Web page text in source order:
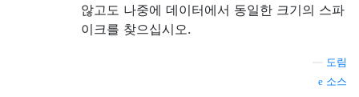
않고도 나중에 데이터에서 동일한 크기의 스파
이크를 찾으십시오.
도림
소스